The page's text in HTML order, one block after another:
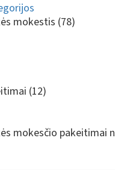
mokestis (78)
(12)
mokesčio pakeitimai